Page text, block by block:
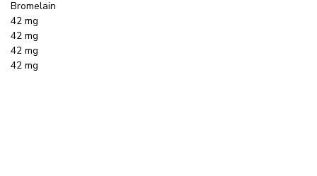
Bromelain
42 mg
42 mg
42 mg
42 mg